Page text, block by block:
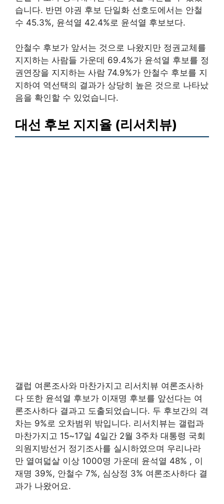
습니다. 반면 야권 후보 단일화 선호도에서는 안철
수 45.3%, 윤석열 42.4%로 윤석열 후보보다.
안철수 후보가 앞서는 것으로 나왔지만 정권교체를
지지하는 사람들 가운데 69.4%가 윤석열 후보를 정
권연장을 지지하는 사람 74.9%가 안철수 후보를 지
지하여 역선택의 결과가 상당히 높은 것으로 나타났
음을 확인할 수 있었습니다.
대선 후보 지지율 (리서치뷰)
갤럽 여론조사와 마찬가지고 리서치뷰 여론조사하
다 또한 윤석열 후보가 이재명 후보를 앞선다는 여
론조사하다 결과고 도출되었습니다. 두 후보간의 격
차는 9%로 오차범위 밖입니다. 리서치뷰는 갤럽과
마찬가지고 15~17일 4일간 2월 3주차 대통령 국회
의원지방선거 정기조사를 실시하였으며 우리나라
만 열여덟살 이상 1000명 가운데 윤석열 48% , 이
재명 39%, 안철수 7%, 심상정 3% 여론조사하다 결
과가 나왔어요.